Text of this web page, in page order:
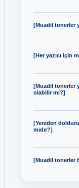
[Muadil tonerler
[Her yazıcı için
[Muadil tonerler
olabilir mi?]
[Yeniden
mıdır?]
[Muadil tonerler